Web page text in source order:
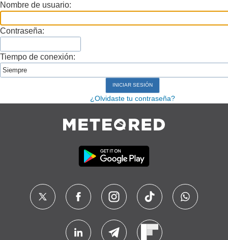
Nombre de usuario:
Contraseña:
Tiempo de conexión:
¿Olvidaste tu contraseña?